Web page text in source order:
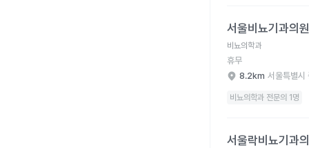
서울비뇨기과의원
비뇨의학과
휴무
8.2km 서울특별시
비뇨의학과 전문의 1명
서울락비뇨기과